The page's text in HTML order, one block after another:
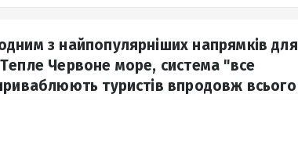
з найпопулярніших напрямків для
Червоне море, система "все
туристів впродовж всього